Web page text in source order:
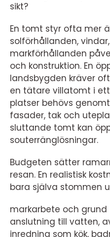
sikt?
En tomt styr ofta mer
solförhållanden,
markförhållanden
och konstruktion. En
landsbygden kräver
en tätare villatomt i
platser behövs
fasader, tak och
sluttande tomt kan
souterränglösningar.
Budgeten sätter
resan. En realistisk
bara själva stommen
markarbete och grund
anslutning till vatten,
inredning som kök,